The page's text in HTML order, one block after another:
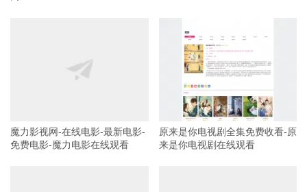
魔力影视网-在线电影-最新电影-
免费电影-魔力电影在线观看
原来是你电视剧全集免费收看-原
来是你电视剧在线观看